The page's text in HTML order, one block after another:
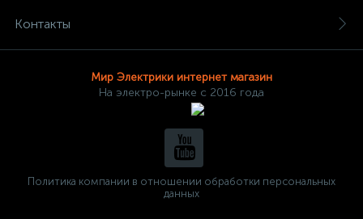
Контакты
Мир Электрики интернет магазин
На электро-рынке с 2016 года
Политика компании в отношении обработки персональных
данных